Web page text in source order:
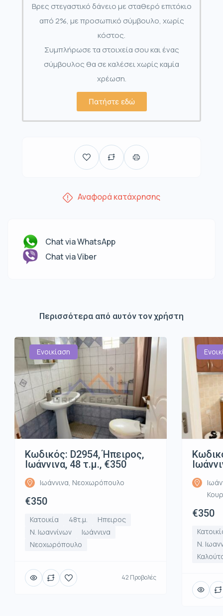
Βρες στεγαστικό δάνειο με σταθερό επιτόκιο
από 2%, με προσωπικό σύμβουλο, χωρίς
κόστος.
Συμπλήρωσε τα στοιχεία σου και ένας
σύμβουλος θα σε καλέσει χωρίς καμία
χρέωση.
Πατήστε εδώ
Αναφορά κατάχρησης
Chat via WhatsApp
Chat via Viber
Περισσότερα από αυτόν τον χρήστη
Ενοικίαση
Κωδικός: D2954, Ήπειρος,
Ιωάννινα, 48 τ.μ., €350
Ιωάννινα, Νεοχωρόπουλο
€350
Κατοικία 48τ.μ.
Ηπειρος
Ν. Ιωαννίνων
Ιωάννινα
Νεοχωρόπουλο
42 Προβολές
€350
Ν.